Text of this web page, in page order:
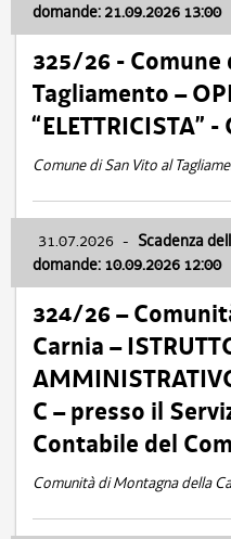
domande: 21.09.2026 13:00
325/26 - Comune
Tagliamento –
“ELETTRICISTA” -
Comune di San Vito al
31.07.2026 - Scadenza
domande: 10.09.2026 12:00
324/26 –
Carnia –
C – presso il
Contabile del
Comunità di Montagna della